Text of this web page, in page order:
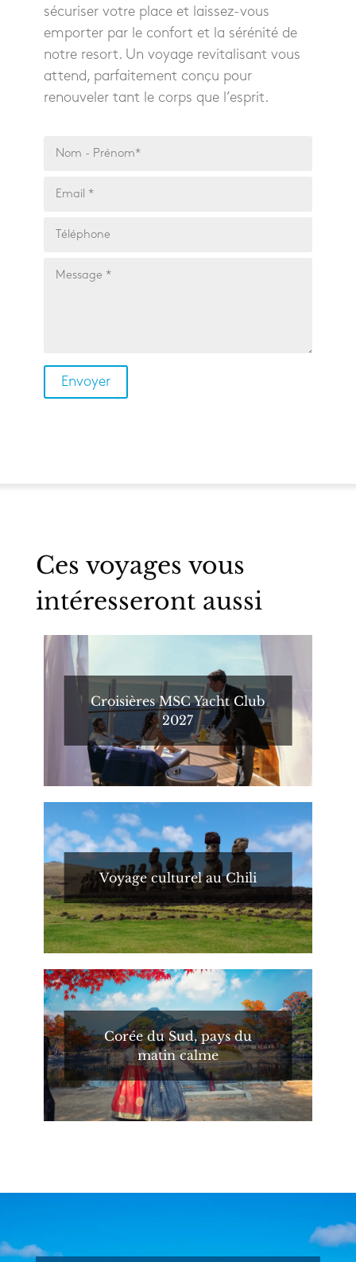
sécuriser votre place et laissez-vous
emporter par le confort et la sérénité de
notre resort. Un voyage revitalisant vous
attend, parfaitement conçu pour
renouveler tant le corps que l’esprit.
Ces voyages vous
intéresseront aussi
Croisières MSC Yacht Club
2027
Voyage culturel au Chili
Corée du Sud, pays du
matin calme